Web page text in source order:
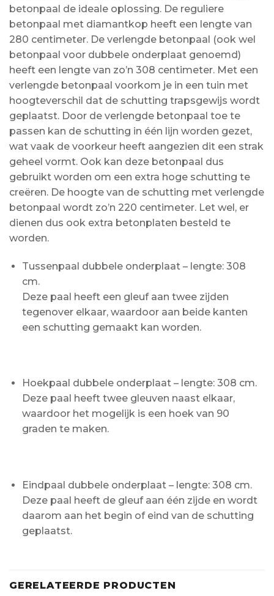
betonpaal de ideale oplossing. De reguliere
betonpaal met diamantkop heeft een lengte van
280 centimeter. De verlengde betonpaal (ook wel
betonpaal voor dubbele onderplaat genoemd)
heeft een lengte van zo’n 308 centimeter. Met een
verlengde betonpaal voorkom je in een tuin met
hoogteverschil dat de schutting trapsgewijs wordt
geplaatst. Door de verlengde betonpaal toe te
passen kan de schutting in één lijn worden gezet,
wat vaak de voorkeur heeft aangezien dit een strak
geheel vormt. Ook kan deze betonpaal dus
gebruikt worden om een extra hoge schutting te
creëren. De hoogte van de schutting met verlengde
betonpaal wordt zo’n 220 centimeter. Let wel, er
dienen dus ook extra betonplaten besteld te
worden.
Tussenpaal dubbele onderplaat – lengte: 308
cm.
Deze paal heeft een gleuf aan twee zijden
tegenover elkaar, waardoor aan beide kanten
een schutting gemaakt kan worden.
Hoekpaal dubbele onderplaat – lengte: 308 cm.
Deze paal heeft twee gleuven naast elkaar,
waardoor het mogelijk is een hoek van 90
graden te maken.
Eindpaal dubbele onderplaat – lengte: 308 cm.
Deze paal heeft de gleuf aan één zijde en wordt
daarom aan het begin of eind van de schutting
geplaatst.
GERELATEERDE PRODUCTEN